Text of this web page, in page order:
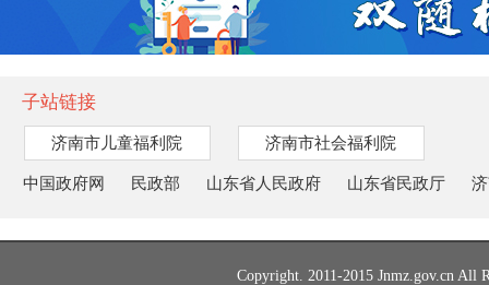
子站链接
济南市儿童福利院 济南市社会福利院
中国政府网 民政部 山东省人民政府 山东省民政厅
Copyright. 2011-2015 Jnmz.gov.cn All